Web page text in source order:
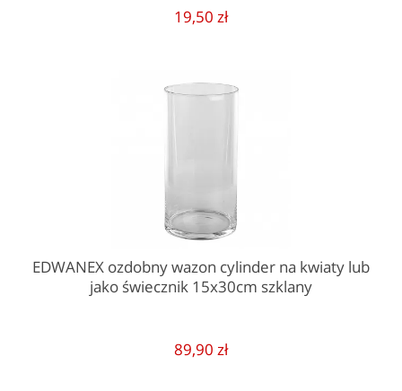
19,50 zł
EDWANEX ozdobny wazon cylinder na kwiaty lub
jako świecznik 15x30cm szklany
89,90 zł